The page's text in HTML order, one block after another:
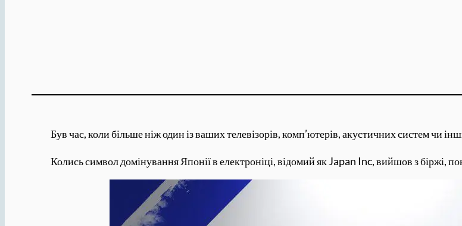
Був час, коли більше ніж один із ваших телевізорів, комп’ютерів, акустичних систем чи
Колись символ домінування Японії в електроніці, відомий як Japan Inc, вийшов з біржі,